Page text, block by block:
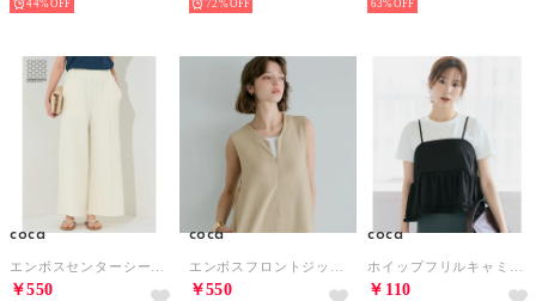
44% 72% 63%
coca
￥550
coca
￥550
coca
￥110